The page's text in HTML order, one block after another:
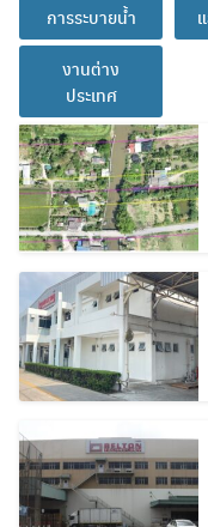
การระบายน้ำ
งานต่าง
ประเทศ